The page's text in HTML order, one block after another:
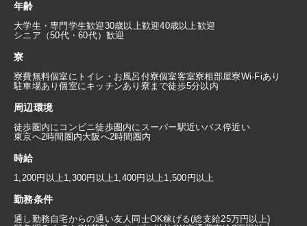
年齢
大学生・専門学生歓迎30歳以上歓迎40歳以上歓迎
シニア（50代・60代）歓迎
寮
寮費無料個室にトイレ・お風呂付寮個室客室寮相部屋寮Wi-Fiあり
駐車場あり個室にキッチンあり 寮まで徒歩5分以内
周辺環境
徒歩圏内にコンビニ徒歩圏内にスーパー駅近いバス停近い
東京へ2時間圏内大阪へ2時間圏内
時給
1,200円以上1,300円以上1,400円以上1,500円以上
勤務条件
通し勤務自宅からの通い友人同士OK稼げる(総支給25万円以上)